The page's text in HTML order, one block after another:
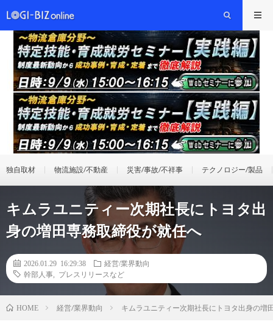
独自取材 物流施設/不動産 災害/事故/不祥事 テクノロジー/製品
キムラユニティー次期社長にトヨタ出
身の増田専務取締役が就任へ
2026.01.29 16:29:38
経営/業界動向
幹部人事
プレスリリースなど
HOME 経営/業界動向 キムラユニティー次期社長にトヨタ出身の増